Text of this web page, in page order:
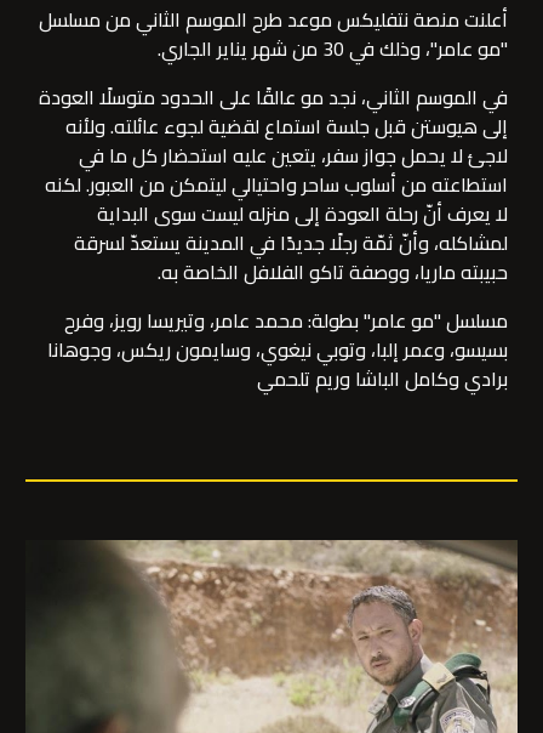
أعلنت منصة نتفليكس موعد طرح الموسم الثاني من مسلسل
"مو عامر"، وذلك في 30 من شهر يناير الجاري.
في الموسم الثاني، نجد مو عالقًا على الحدود متوسلًا العودة
إلى هيوستن قبل جلسة استماع لقضية لجوء عائلته. ولأنه
لاجئ لا يحمل جواز سفر، يتعين عليه استحضار كل ما في
استطاعته من أسلوب ساحر واحتيالي ليتمكن من العبور. لكنه
لا يعرف أنّ رحلة العودة إلى منزله ليست سوى البداية
لمشاكله، وأنّ ثمّة رجلًا جديدًا في المدينة يستعدّ لسرقة
حبيبته ماريا، ووصفة تاكو الفلافل الخاصة به.
مسلسل "مو عامر" بطولة: محمد عامر، وتيريسا رويز، وفرح
بسيسو، وعمر إلبا، وتوبي نيغوي، وسايمون ريكس، وجوهانا
برادي وكامل الباشا وريم تلحمي